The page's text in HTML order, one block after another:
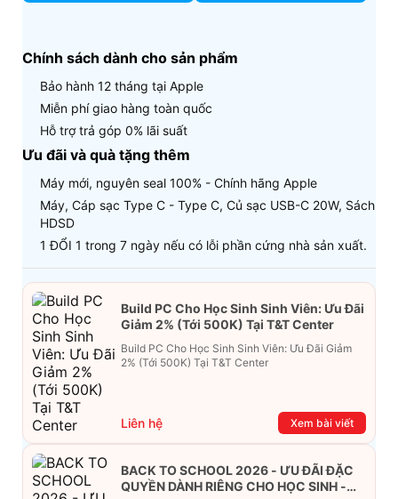
Chính sách dành cho sản phẩm
Bảo hành 12 tháng tại Apple
Miễn phí giao hàng toàn quốc
Hỗ trợ trả góp 0% lãi suất
Ưu đãi và quà tặng thêm
Máy mới, nguyên seal 100% - Chính hãng Apple
Máy, Cáp sạc Type C - Type C, Củ sạc USB-C 20W, Sách
HDSD
1 ĐỔI 1 trong 7 ngày nếu có lỗi phần cứng nhà sản xuất.
Build PC Cho Học Sinh Sinh Viên: Ưu Đãi
Giảm 2% (Tới 500K) Tại T&T Center
Build PC Cho Học Sinh Sinh Viên: Ưu Đãi Giảm
2% (Tới 500K) Tại T&T Center
Liên hệ Xem bài viết
BACK TO SCHOOL 2026 - ƯU ĐÃI ĐẶC
QUYỀN DÀNH RIÊNG CHO HỌC SINH -